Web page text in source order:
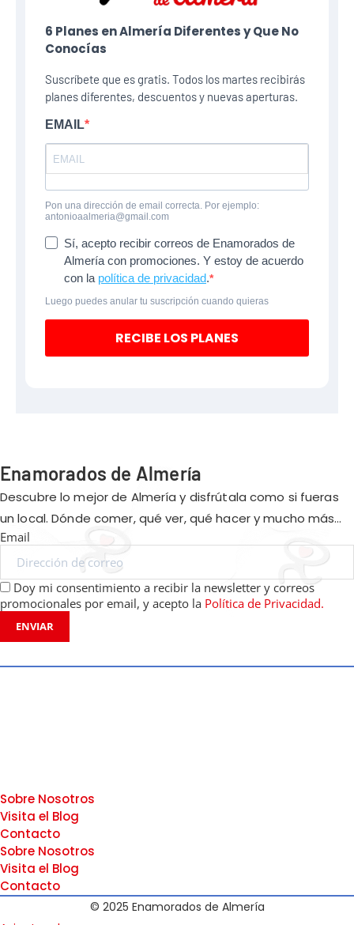
6 Planes​ en Almería Diferentes y Que No
Conocías
Suscríbete que es gratis. Todos los martes recibirás
planes diferentes, descuentos y nuevas aperturas.
EMAIL
Pon una dirección de email correcta. Por ejemplo:
antonioaalmeria@gmail.com
Sí, acepto recibir correos de Enamorados de
Almería con promociones. Y estoy de acuerdo
con la política de privacidad.
Luego puedes anular tu suscripción cuando quieras
RECIBE LOS PLANES
Enamorados de Almería
Descubre lo mejor de Almería y disfrútala como si fueras
un local. Dónde comer, qué ver, qué hacer y mucho más…
Email
Doy mi consentimiento a recibir la newsletter y correos
promocionales por email, y acepto la Política de Privacidad.
ENVIAR
Sobre Nosotros
Visita el Blog
Contacto
Sobre Nosotros
Visita el Blog
Contacto
© 2025 Enamorados de Almería